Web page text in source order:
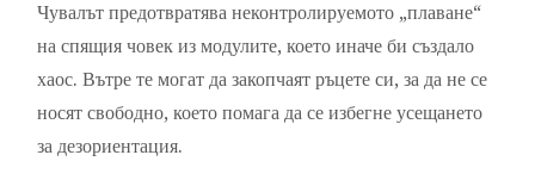
Чувалът предотвратява неконтролируемото „плаване“
на спящия човек из модулите, което иначе би създало
хаос. Вътре те могат да закопчаят ръцете си, за да не се
носят свободно, което помага да се избегне усещането
за дезориентация.